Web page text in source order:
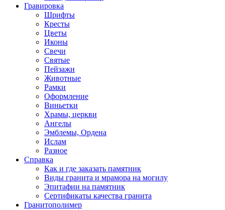
Гравировка
Шрифты
Кресты
Цветы
Иконы
Свечи
Святые
Пейзажи
Животные
Рамки
Оформление
Виньетки
Храмы, церкви
Ангелы
Эмблемы, Ордена
Ислам
Разное
Справка
Как и где заказать памятник
Виды гранита и мрамора на могилу
Эпитафии на памятник
Сертификаты качества гранита
Гранитополимер